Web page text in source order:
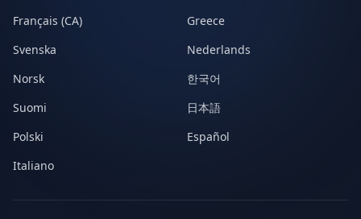
Français (CA)
Greece
Svenska
Nederlands
Norsk
한국어
Suomi
日本語
Polski
Español
Italiano